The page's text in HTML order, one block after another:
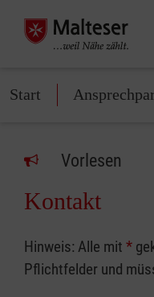
Start
Vorlesen
Kontakt
Hinweis: Alle mit *
Pflichtfelder und